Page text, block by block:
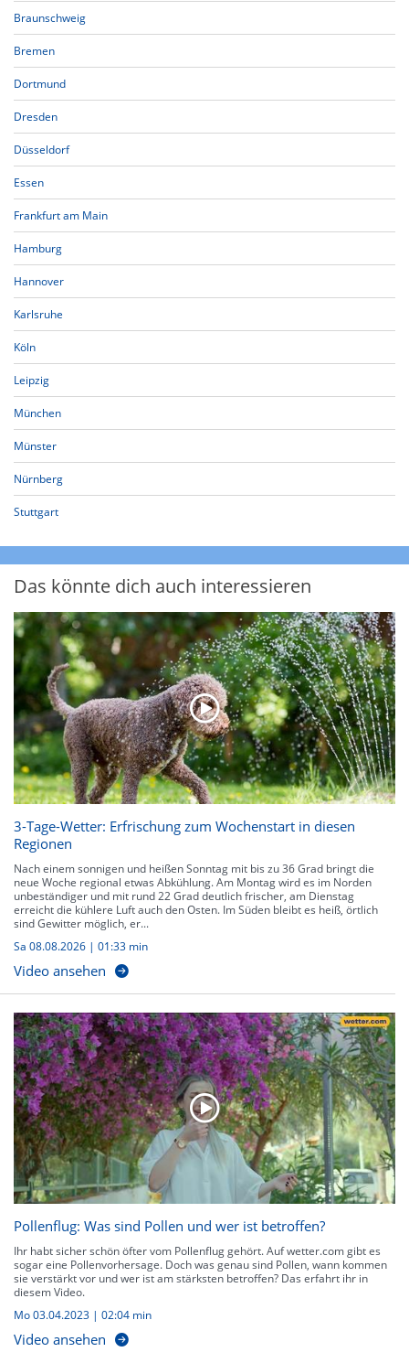
Braunschweig
Bremen
Dortmund
Dresden
Düsseldorf
Essen
Frankfurt am Main
Hamburg
Hannover
Karlsruhe
Köln
Leipzig
München
Münster
Nürnberg
Stuttgart
Das könnte dich auch interessieren
3-Tage-Wetter: Erfrischung zum Wochenstart in diesen
Regionen
Nach einem sonnigen und heißen Sonntag mit bis zu 36 Grad bringt die
neue Woche regional etwas Abkühlung. Am Montag wird es im Norden
unbeständiger und mit rund 22 Grad deutlich frischer, am Dienstag
erreicht die kühlere Luft auch den Osten. Im Süden bleibt es heiß, örtlich
sind Gewitter möglich, er...
Sa 08.08.2026 | 01:33 min
Video ansehen
Pollenflug: Was sind Pollen und wer ist betroffen?
Ihr habt sicher schön öfter vom Pollenflug gehört. Auf wetter.com gibt es
sogar eine Pollenvorhersage. Doch was genau sind Pollen, wann kommen
sie verstärkt vor und wer ist am stärksten betroffen? Das erfahrt ihr in
diesem Video.
Mo 03.04.2023 | 02:04 min
Video ansehen